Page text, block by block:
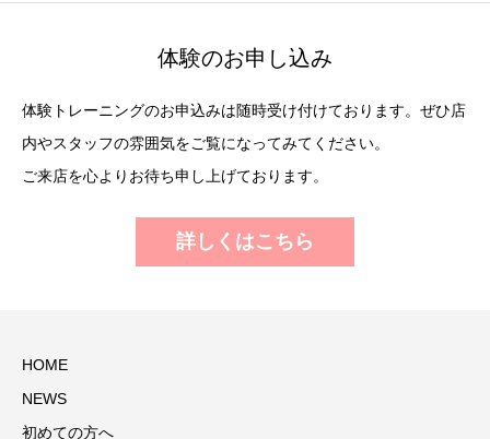
体験のお申し込み
体験トレーニングのお申込みは随時受け付けております。ぜひ店
内やスタッフの雰囲気をご覧になってみてください。
ご来店を心よりお待ち申し上げております。
詳しくはこちら
HOME
NEWS
初めての方へ